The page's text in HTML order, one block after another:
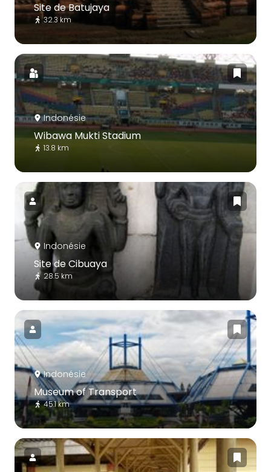
Site de Batujaya
32.3 km
Indonésie
Wibawa Mukti Stadium
13.8 km
Indonésie
Site de Cibuaya
28.5 km
Indonésie
Museum of Transport
45.1 km